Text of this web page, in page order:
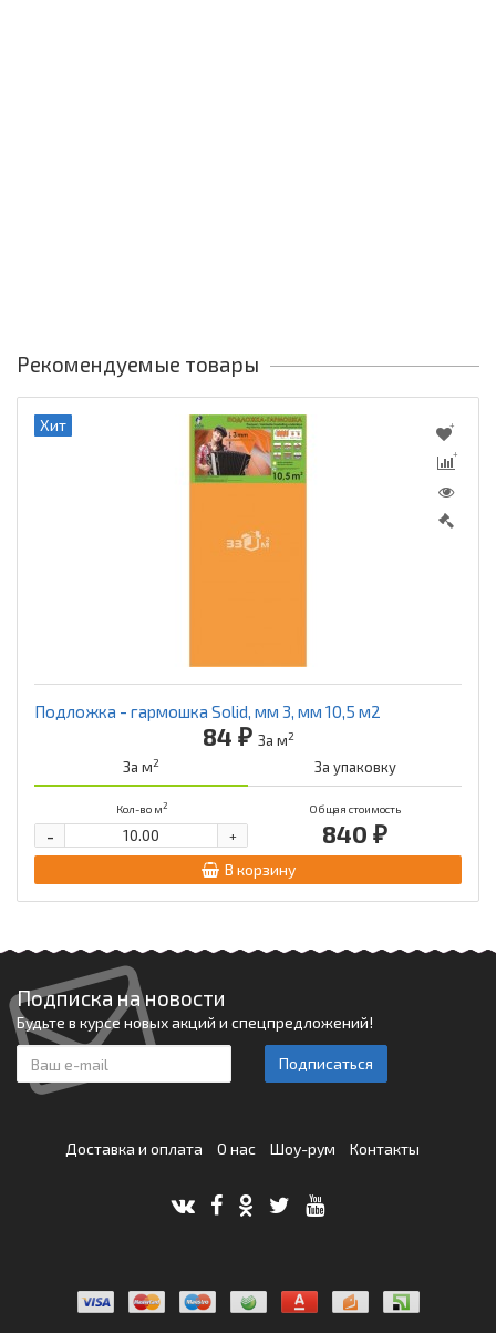
Рекомендуемые товары
Хит
Подложка - гармошка Solid, мм 3, мм 10,5 м2
84 ₽ За м2
За м2 За упаковку
Кол-во м2 Общая стоимость
840 ₽
+
-
В корзину
Подписка на новости
Будьте в курсе новых акций и спецпредложений!
Подписаться
Доставка и оплата О нас Шоу-рум Контакты